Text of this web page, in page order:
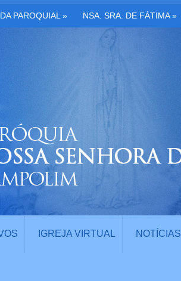
PAROQUIAL » NSA. SRA. DE FÁTIMA»
IGREJA VIRTUAL NOTÍCIAS